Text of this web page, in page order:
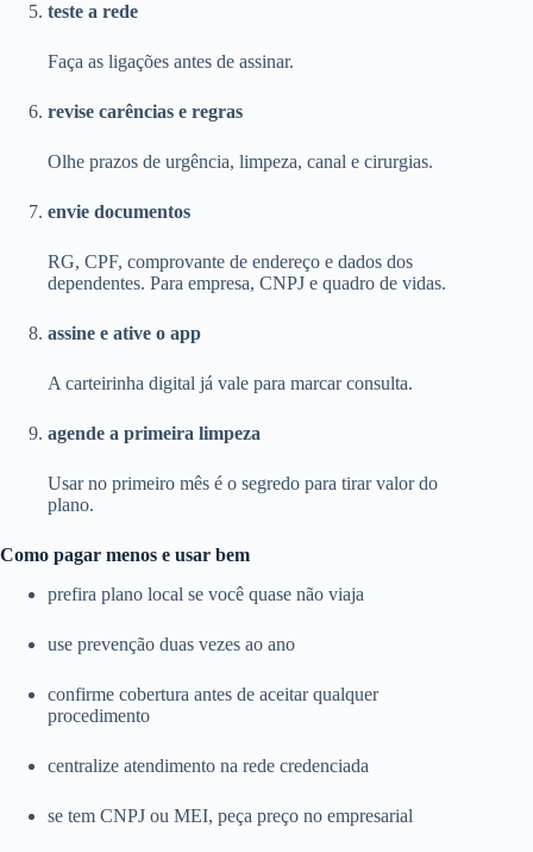
teste a rede
Faça as ligações antes de assinar.
revise carências e regras
Olhe prazos de urgência, limpeza, canal e cirurgias.
envie documentos
RG, CPF, comprovante de endereço e dados dos
dependentes. Para empresa, CNPJ e quadro de vidas.
assine e ative o app
A carteirinha digital já vale para marcar consulta.
agende a primeira limpeza
Usar no primeiro mês é o segredo para tirar valor do
plano.
Como pagar menos e usar bem
prefira plano local se você quase não viaja
use prevenção duas vezes ao ano
confirme cobertura antes de aceitar qualquer
procedimento
centralize atendimento na rede credenciada
se tem CNPJ ou MEI, peça preço no empresarial